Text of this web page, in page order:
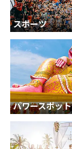
スポーツ
パワースポット